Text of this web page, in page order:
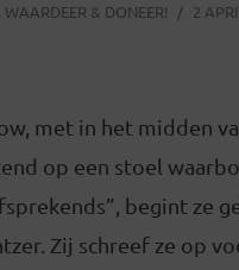
WAARDEER & DONEER!
2
met in het midden
op een stoel
begint ze
Zij schreef ze op